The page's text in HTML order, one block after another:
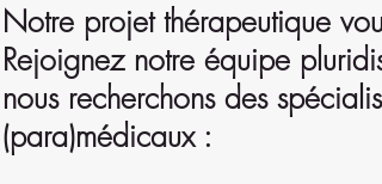
Notre projet thérapeutique
Rejoignez notre équipe
nous recherchons des
(para)médicaux :